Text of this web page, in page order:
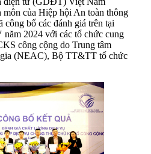
của Hiệp hội An toàn thông
bố các đánh giá trên tại
2024 với các tổ chức cung
công cộng do Trung tâm
(NEAC), Bộ TT&TT tổ chức